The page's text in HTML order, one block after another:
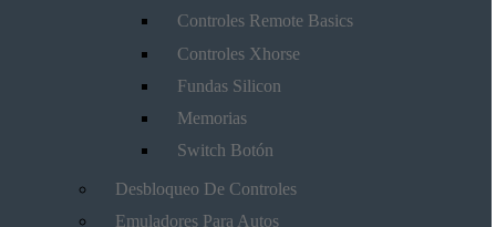
Controles Remote Basics
Controles Xhorse
Fundas Silicon
Memorias
Switch Botón
Desbloqueo De Controles
Emuladores Para Autos